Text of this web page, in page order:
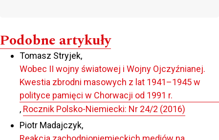
Podobne artykuły
Tomasz Stryjek,
Wobec II wojny światowej i Wojny Ojczyźnianej.
Kwestia zbrodni masowych z lat 1941–1945 w
polityce pamięci w Chorwacji od 1991 r.
, Rocznik Polsko-Niemiecki: Nr 24/2 (2016)
Piotr Madajczyk,